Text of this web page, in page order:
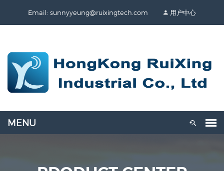
Email: sunnyyeung@ruixingtech.com 用户中心